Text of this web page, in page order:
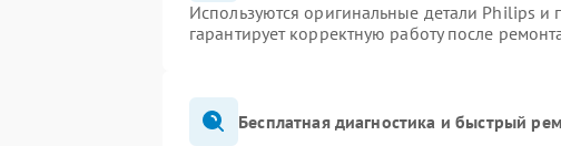
Используются оригинальные детали Philips
гарантирует корректную работу после
Бесплатная диагностика и быстрый